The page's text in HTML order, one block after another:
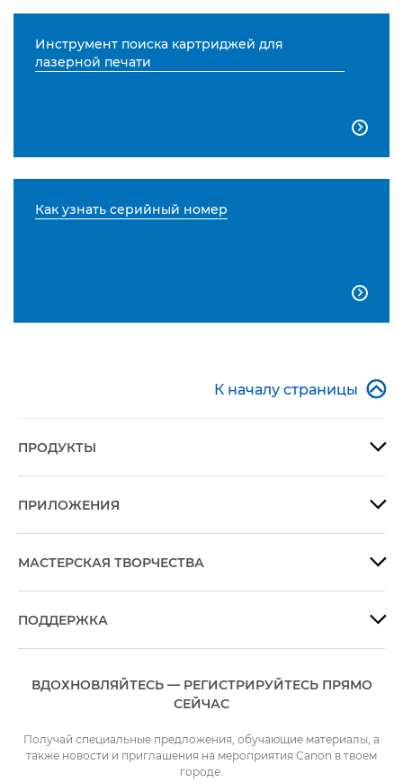
Инструмент поиска картриджей для
лазерной печати

Как узнать серийный номер

К началу страницы 
ПРОДУКТЫ 
ПРИЛОЖЕНИЯ 
МАСТЕРСКАЯ ТВОРЧЕСТВА 
ПОДДЕРЖКА 
ВДОХНОВЛЯЙТЕСЬ — РЕГИСТРИРУЙТЕСЬ ПРЯМО
СЕЙЧАС
Получай специальные предложения, обучающие материалы, а
также новости и приглашения на мероприятия Canon в твоем
городе.